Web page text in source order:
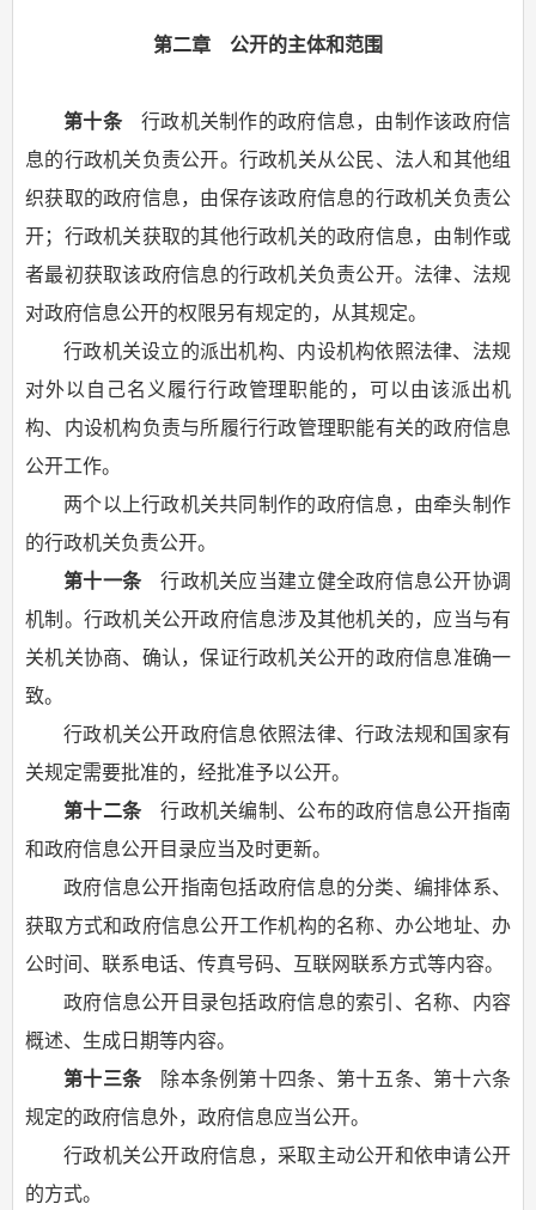
第二章 公开的主体和范围
第十条行政机关制作的政府信息，由制作该政府信
息的行政机关负责公开。行政机关从公民、法人和其他组
织获取的政府信息，由保存该政府信息的行政机关负责公
开；行政机关获取的其他行政机关的政府信息，由制作或
者最初获取该政府信息的行政机关负责公开。法律、法规
对政府信息公开的权限另有规定的，从其规定。
行政机关设立的派出机构、内设机构依照法律、法规
对外以自己名义履行行政管理职能的，可以由该派出机
构、内设机构负责与所履行行政管理职能有关的政府信息
公开工作。
两个以上行政机关共同制作的政府信息，由牵头制作
的行政机关负责公开。
第十一条行政机关应当建立健全政府信息公开协调
机制。行政机关公开政府信息涉及其他机关的，应当与有
关机关协商、确认，保证行政机关公开的政府信息准确一
致。
行政机关公开政府信息依照法律、行政法规和国家有
关规定需要批准的，经批准予以公开。
第十二条行政机关编制、公布的政府信息公开指南
和政府信息公开目录应当及时更新。
政府信息公开指南包括政府信息的分类、编排体系、
获取方式和政府信息公开工作机构的名称、办公地址、办
公时间、联系电话、传真号码、互联网联系方式等内容。
政府信息公开目录包括政府信息的索引、名称、内容
概述、生成日期等内容。
第十三条除本条例第十四条、第十五条、第十六条
规定的政府信息外，政府信息应当公开。
行政机关公开政府信息，采取主动公开和依申请公开
的方式。